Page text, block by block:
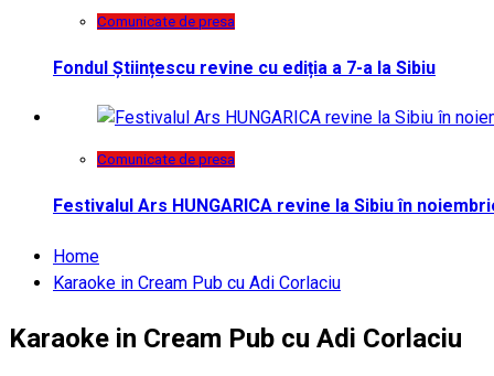
Comunicate de presa
Fondul Științescu revine cu ediția a 7-a la Sibiu
Comunicate de presa
Festivalul Ars HUNGARICA revine la Sibiu în
Home
Karaoke in Cream Pub cu Adi Corlaciu
Karaoke in Cream Pub cu Adi Corlaciu